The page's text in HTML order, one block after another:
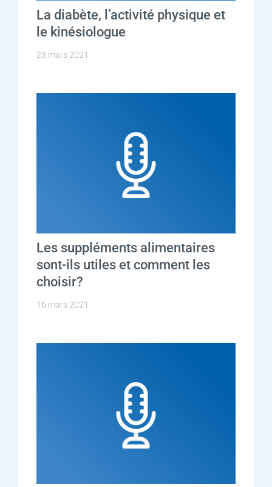
La diabète, l’activité physique et
le kinésiologue
23 mars 2021
Les suppléments alimentaires
sont-ils utiles et comment les
choisir?
16 mars 2021